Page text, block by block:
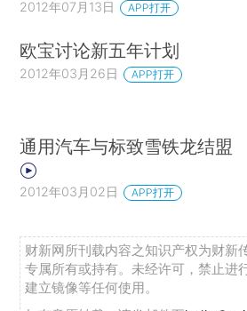
2012年07月13日 APP打开
欧宝讨论新五年计划
2012年03月26日 APP打开
通用汽车与标致雪铁龙结盟
2012年03月02日 APP打开
财新网所刊载内容之知识产权为财新
专属所有或持有。未经许可，禁止进
建立镜像等任何使用。